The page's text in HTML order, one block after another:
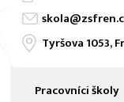
Tyršova 1053,
Pracovníci školy